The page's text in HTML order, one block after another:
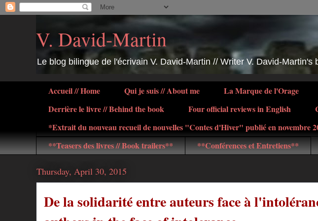
V. David-Martin
Le blog bilingue de l'écrivain V. David-Martin // Writer V. David-Martin's
Accueil // Home Qui je suis // About me La Marque de l'Orage
Derrière le livre // Behind the book
Four official reviews in English
*Extrait du nouveau recueil de nouvelles "Contes d'Hiver" publié en novembre
**Teasers des livres // Book trailers**
**Conférences et Entretiens**
Thursday, April 30, 2015
De la solidarité entre auteurs face à